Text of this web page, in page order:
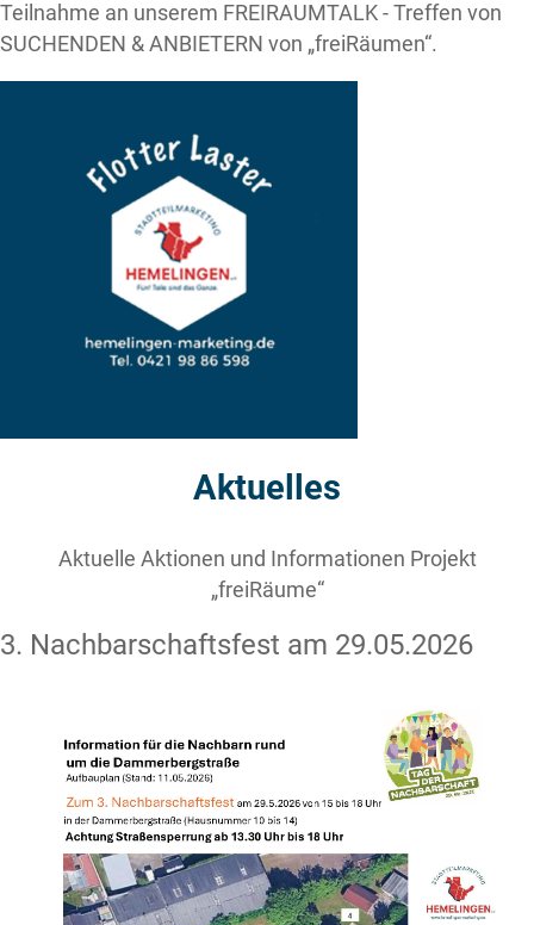
Teilnahme an unserem FREIRAUMTALK - Treffen von
SUCHENDEN & ANBIETERN von „freiRäumen“.
Aktuelles
Aktuelle Aktionen und Informationen Projekt
„freiRäume“
3. Nachbarschaftsfest am 29.05.2026